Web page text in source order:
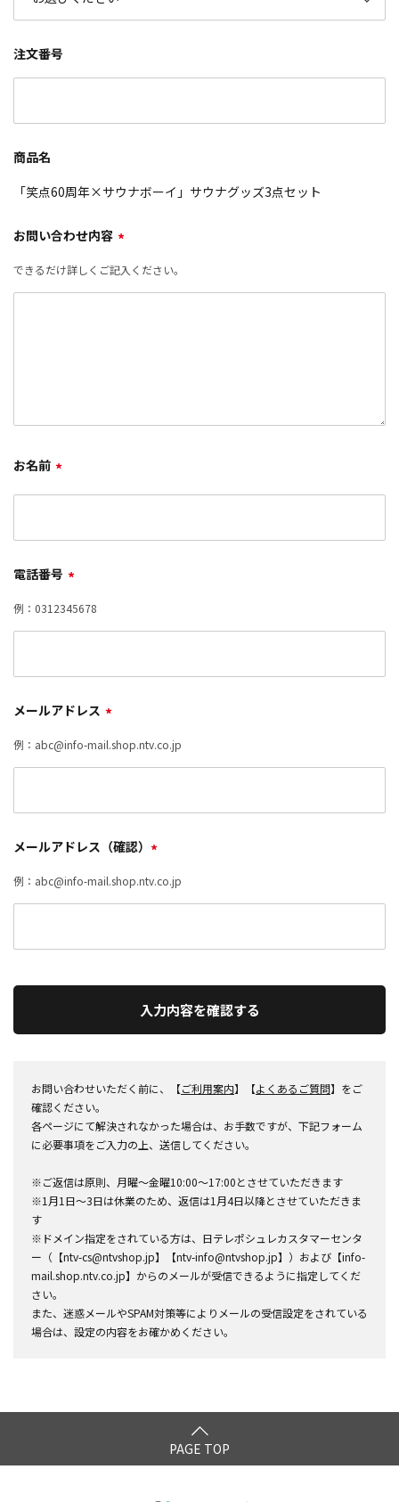
注文番号
商品名
「笑点60周年×サウナボーイ」サウナグッズ3点セット
お問い合わせ内容 *
できるだけ詳しくご記入ください。
お名前 *
電話番号 *
例：0312345678
メールアドレス *
例：abc@info-mail.shop.ntv.co.jp
メールアドレス（確認） *
例：abc@info-mail.shop.ntv.co.jp
入力内容を確認する
お問い合わせいただく前に、【ご利用案内】【よくあるご質問】をご
確認ください。
各ページにて解決されなかった場合は、お手数ですが、下記フォーム
に必要事項をご入力の上、送信してください。
※ご返信は原則、月曜～金曜10:00～17:00とさせていただきます
※1月1日～3日は休業のため、返信は1月4日以降とさせていただきま
す
※ドメイン指定をされている方は、日テレポシュレカスタマーセンタ
ー（【ntv-cs@ntvshop.jp】【ntv-info@ntvshop.jp】）および【info-
mail.shop.ntv.co.jp】からのメールが受信できるように指定してくだ
さい。
また、迷惑メールやSPAM対策等によりメールの受信設定をされている
場合は、設定の内容をお確かめください。
PAGE TOP